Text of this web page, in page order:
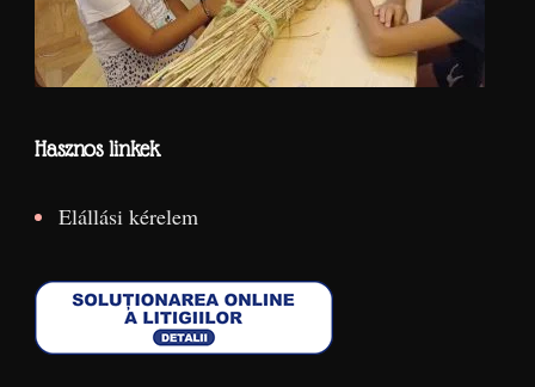
Hasznos linkek
Elállási kérelem